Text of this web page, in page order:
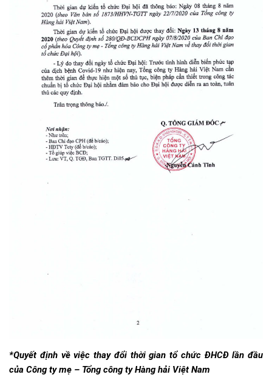
*Quyết định về việc thay đổi thời gian tổ chức ĐHCĐ lần đầu
của Công ty mẹ – Tổng công ty Hàng hải Việt Nam